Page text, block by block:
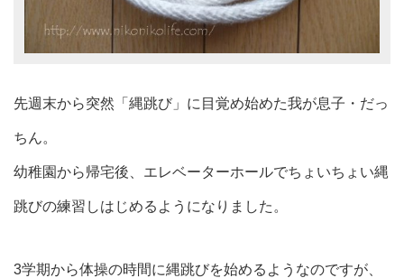
先週末から突然「縄跳び」に目覚め始めた我が息子・だっ
ちん。
幼稚園から帰宅後、エレベーターホールでちょいちょい縄
跳びの練習しはじめるようになりました。
3学期から体操の時間に縄跳びを始めるようなのですが、